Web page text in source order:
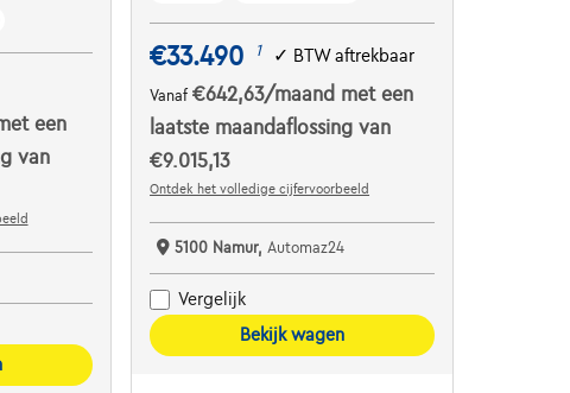
een
van
€33.490 1 ✓ BTW aftrekbaar
Vanaf€642,63/maand met een
laatste maandaflossing van
€9.015,13
Ontdek het volledige cijfervoorbeeld
5100 Namur, Automaz24
Vergelijk
Bekijk wagen